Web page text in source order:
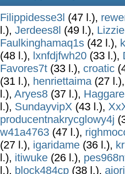
Filippidesse3l (47 l.),
l.), Jerdees8l (49 l.),
Faulkinghamaq1s (42 l.),
(48 l.), lxnfdjfwh20 (33 l.),
Favores7t (33 l.), croatic
(31 l.), henriettaima(27
l.), Aryes8 (37 l.),
l.), SundayvipX (43 l.),
producentnakrycglowy4j
w41a4763 (47 l.),
(27 l.), igaridame (36 l.),
l.), itiwuke (26 l.),
l.), block484cp (38 l.),